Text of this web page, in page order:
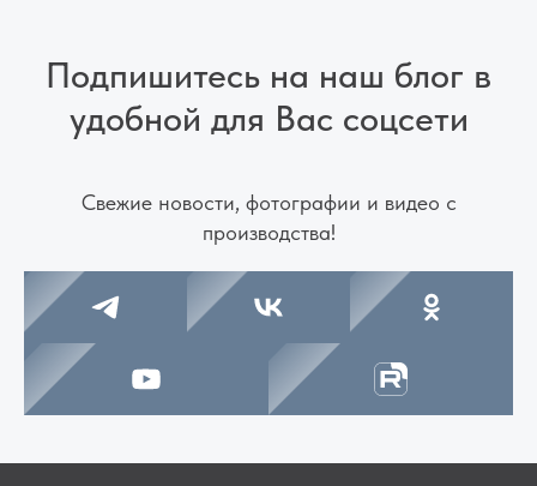
Подпишитесь на наш блог в
удобной для Вас соцсети
Свежие новости, фотографии и видео с
производства!